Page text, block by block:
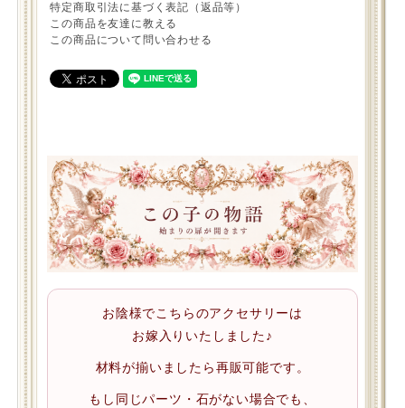
特定商取引法に基づく表記（返品等）
この商品を友達に教える
この商品について問い合わせる
お陰様でこちらのアクセサリーは
お嫁入りいたしました♪
材料が揃いましたら再販可能です。
もし同じパーツ・石がない場合でも、